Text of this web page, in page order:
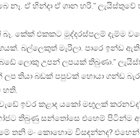
නෑ. ඒ හින්දා ඒ ගාන හරි.” ලැයිස්තුවේ
කේක් එකකට මුද්දරස්පලම් දැම්ම
බල්ලෙකුත් මැරිලා. පාරෙ ඉන්ඩ
බඩේ ලොකු උපන් ලපයක් තිබුණා.”
ලප තියා බඩක් පපුවක් හොයා ගන්ඩ
හති.
ඉවර කළාද යකෝ මඟුලක්
තිබුණු සන්තෝසෙ එහෙම් පිටින්ම
තනි මං කොහොම විසඳන්නද? එහෙන්